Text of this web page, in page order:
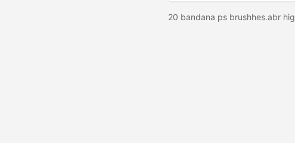
20 bandana ps brushhes.abr